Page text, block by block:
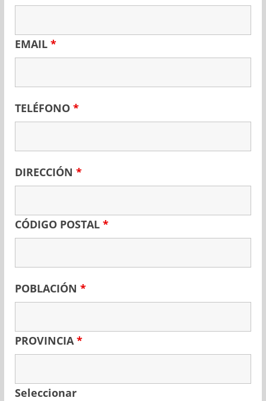
EMAIL *
TELÉFONO *
DIRECCIÓN *
CÓDIGO POSTAL *
POBLACIÓN *
PROVINCIA*
Seleccionar